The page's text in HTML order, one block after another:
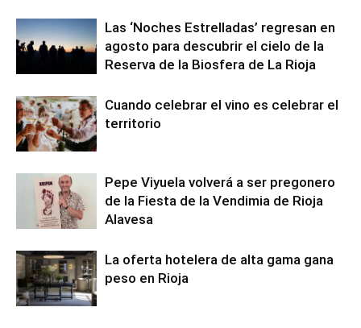
Las ‘Noches Estrelladas’ regresan en
agosto para descubrir el cielo de la
Reserva de la Biosfera de La Rioja
Cuando celebrar el vino es celebrar el
territorio
Pepe Viyuela volverá a ser pregonero
de la Fiesta de la Vendimia de Rioja
Alavesa
La oferta hotelera de alta gama gana
peso en Rioja